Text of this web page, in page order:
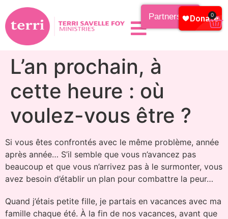
Partnership 0
L’an prochain, à
cette heure : où
voulez-vous être ?
Si vous êtes confrontés avec le même problème, année
après année… S’il semble que vous n’avancez pas
beaucoup et que vous n’arrivez pas à le surmonter, vous
avez besoin d’établir un plan pour combattre la peur…
Quand j’étais petite fille, je partais en vacances avec ma
famille chaque été. À la fin de nos vacances, avant que